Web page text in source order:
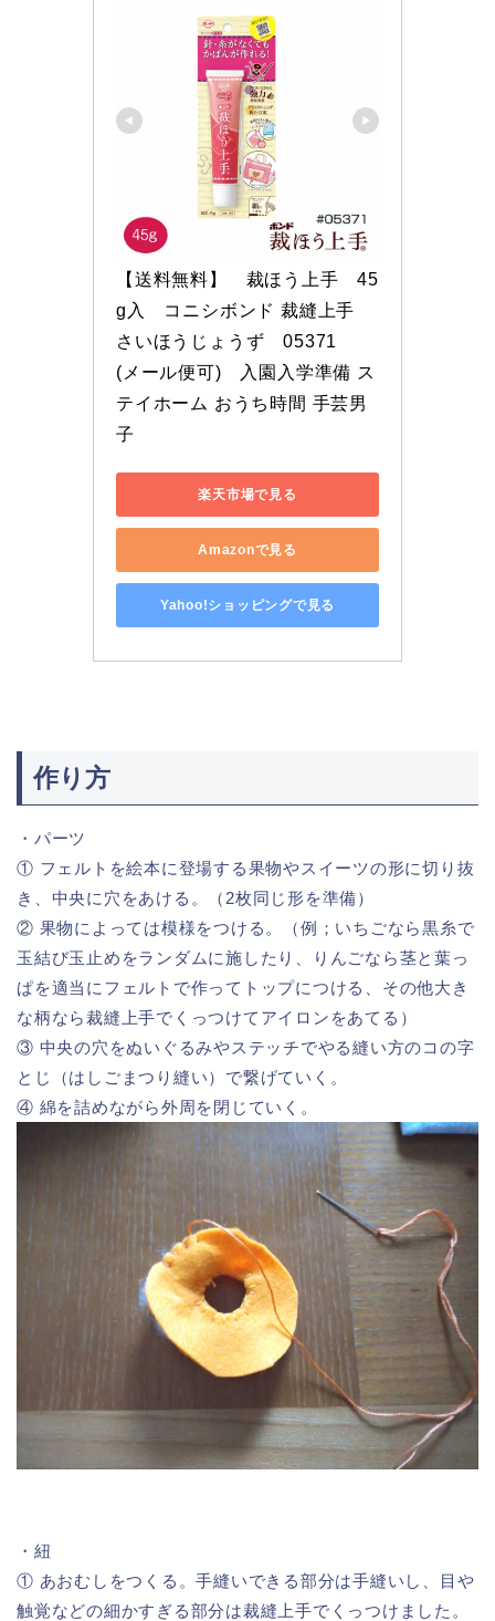
【送料無料】　裁ほう上手　45
g入　コニシボンド 裁縫上手
さいほうじょうず　05371
(メール便可)　入園入学準備 ス
テイホーム おうち時間 手芸男
子
楽天市場で見る
Amazonで見る
Yahoo!ショッピングで見る
作り方
・パーツ
① フェルトを絵本に登場する果物やスイーツの形に切り抜
き、中央に穴をあける。（2枚同じ形を準備）
② 果物によっては模様をつける。（例；いちごなら黒糸で
玉結び玉止めをランダムに施したり、りんごなら茎と葉っ
ぱを適当にフェルトで作ってトップにつける、その他大き
な柄なら裁縫上手でくっつけてアイロンをあてる）
③ 中央の穴をぬいぐるみやステッチでやる縫い方のコの字
とじ（はしごまつり縫い）で繋げていく。
④ 綿を詰めながら外周を閉じていく。
・紐
① あおむしをつくる。手縫いできる部分は手縫いし、目や
触覚などの細かすぎる部分は裁縫上手でくっつけました。